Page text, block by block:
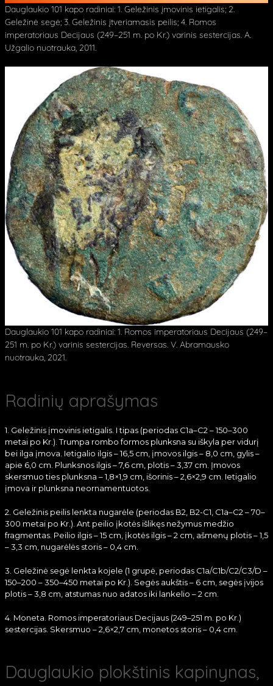
Dauglaukio 101 kapo radiniai: 1. Geležinis įmovinis ietigalis; 2.
Geležinė segė; 3. Geležinis įtveriamasis peilis; 4. Romos
imperatoriaus Decijaus (249–251 m. po Kr.) varinis sestercijas. A.
Užgalio nuotrauka, 2011.
Dauglaukio 101 kapo radiniai: 1. Romos imperatoriaus Decijaus (249–
251 m. po Kr.) varinis sestercijas. Reversas. V. Abramausko
nuotrauka, 2021.
Radinių aprašymas
1. Geležinis įmovinis ietigalis. I tipas (periodas C1a–C2 – 150–300
metai po Kr.). Trumpa rombo formos plunksna su iškyla per vidurį
bei ilga įmova. Ietigalio ilgis – 16,5 cm, įmovos ilgis – 8,0 cm, gylis –
apie 6,0 cm. Plunksnos ilgis – 7,6 cm, plotis – 3,37 cm. Įmovos
skersmuo ties plunksna – 1,8×1,9 cm, išorinis – 2,6×2,9 cm. Ietigalio
įmova ir plunksna neornamentuotos.
2. Geležinis peilis lenkta nugarėle (periodas B2, B2-C1, C1a–C2 – 70–
300 metai po Kr.). Ant peilio įkotės išlikęs nežymus medžio
fragmentas. Peilio ilgis – 15 cm, įkotės ilgis – 2 cm, ašmenų plotis – 1,5
– 3,3 cm, nugarėlės storis – 0,4 cm.
3. Geležinė segė lenkta kojele (1 grupė, periodas C1a/C1b/C2/C3/D –
150–200 – 350–450 metai po Kr.). Segės aukštis – 6 cm, segės įvijos
plotis – 3,8 cm, atstumas nuo adatos iki lankelio – 2 cm.
4. Moneta. Romos imperatoriaus Decijaus (249–251 m. po Kr.)
sestercijas. Skersmuo – 2,6×2,7 cm, monetos storis – 0,4 cm.
Dauglaukio plokštinis kapinynas,